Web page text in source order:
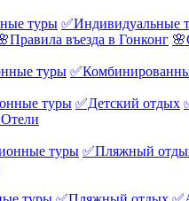
туры ✅Индивидуальные
въезда в Гонконг
туры
туры ✅Детский отдых
туры ✅Пляжный